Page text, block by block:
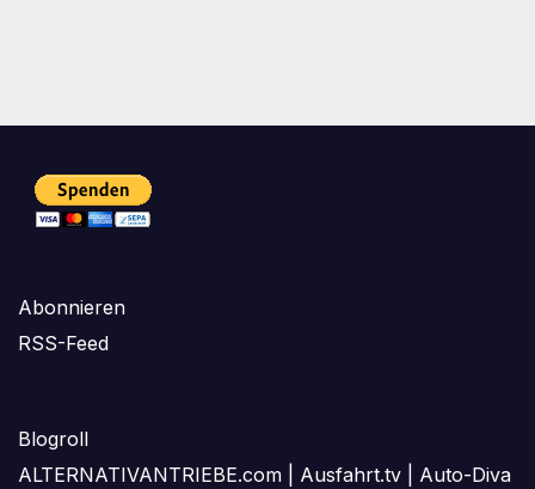
Abonnieren
RSS-Feed
Blogroll
ALTERNATIVANTRIEBE.com
Ausfahrt.tv
Auto-Diva